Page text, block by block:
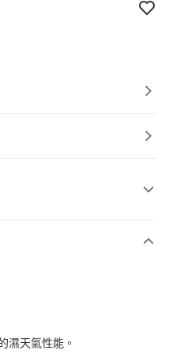
彰化商業銀行
濕天氣性能。